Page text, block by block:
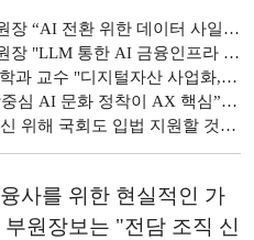
이터 사일로 해결 필요” [2026 한국금융미래포럼]
대 금융인프라 전 영역의 고도화 이끌 것" [2026한국금융미래포럼]
내 무역·전략산업 축 먼저 봐야" [2026 한국금융미래포럼]
착이 AX 핵심” [2026 한국금융미래포럼]
입법 지원할 것” [2026 한국금융미래포럼]
사를 위한 현실적인 가
원장보는 "전담 조직 신